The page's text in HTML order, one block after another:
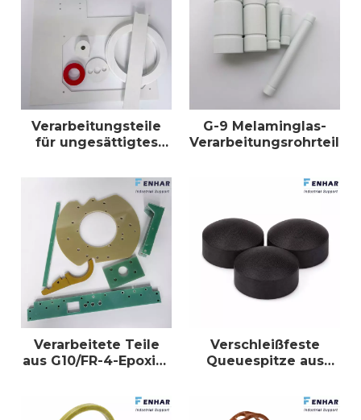
Verarbeitungsteile
für ungesättigtes
G-9 Melaminglas-
Verarbeitungsrohrteile
Verarbeitete Teile
aus G10/FR-4-Epoxid-
Verschleißfeste
Queuespitze aus